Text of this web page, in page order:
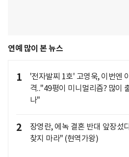
연예 많이 본 뉴스
1
'전자발찌 1호' 고영욱, 이번엔
격.."49평이 미니멀리즘? 많이
나"
2
장영란, 에녹 결혼 반대 앞장섰
찾지 마라" (현역가왕)